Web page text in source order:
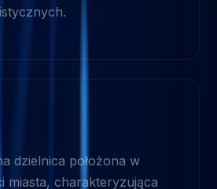
dzielnica położona w
miasta, charakteryzująca